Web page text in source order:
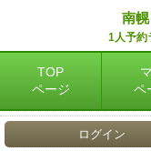
南
1人予約
TOP
ページ
ペ
ログイン